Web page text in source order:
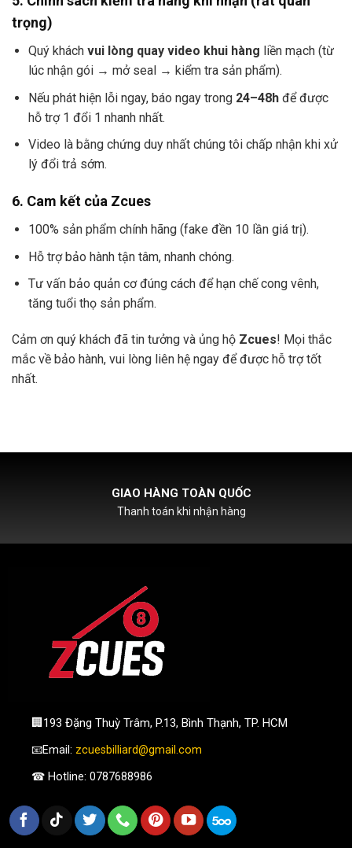
trọng)
Quý khách vui lòng quay video khui hàng liền mạch (từ
lúc nhận gói → mở seal → kiểm tra sản phẩm).
Nếu phát hiện lỗi ngay, báo ngay trong 24–48hđể được
hỗ trợ 1 đổi 1 nhanh nhất.
Video là bằng chứng duy nhất chúng tôi chấp nhận khi xử
lý đổi trả sớm.
6. Cam kết của Zcues
100% sản phẩm chính hãng (fake đền 10 lần giá trị).
Hỗ trợ bảo hành tận tâm, nhanh chóng.
Tư vấn bảo quản cơ đúng cách để hạn chế cong vênh,
tăng tuổi thọ sản phẩm.
Cảm ơn quý khách đã tin tưởng và ủng hộ Zcues! Mọi thắc
mắc về bảo hành, vui lòng liên hệ ngay để được hỗ trợ tốt
nhất.
GIAO HÀNG TOÀN QUỐC
Thanh toán khi nhận hàng
🏢193 Đặng Thuỳ Trâm, P.13, Bình Thạnh, TP. HCM
📧Email: zcuesbilliard@gmail.com
☎ Hotline: 0787688986